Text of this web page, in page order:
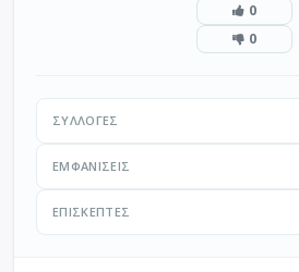
0
0
ΣΥΛΛΟΓΈΣ
ΕΜΦΑΝΊΣΕΙΣ
ΕΠΙΣΚΈΠΤΕΣ